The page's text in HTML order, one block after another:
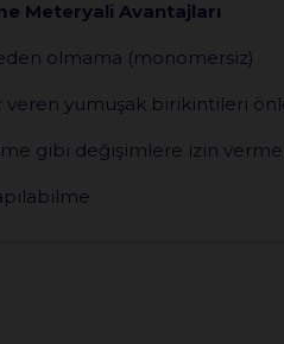
Meteryali Avantajları
olmama (monomersiz)
veren yumuşak birikintileri
gibi değişimlere izin